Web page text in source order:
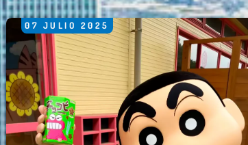
07 JULIO 2025